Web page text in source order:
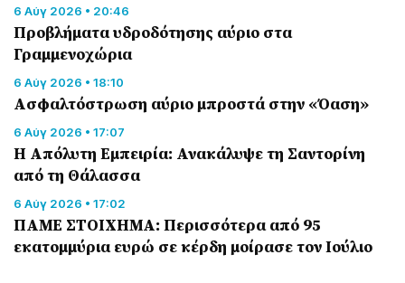
6 Αύγ 2026 • 20:46
Προβλήματα υδροδότησης αύριο στα
Γραμμενοχώρια
6 Αύγ 2026 • 18:10
Ασφαλτόστρωση αύριο μπροστά στην «Όαση»
6 Αύγ 2026 • 17:07
Η Απόλυτη Εμπειρία: Ανακάλυψε τη Σαντορίνη
από τη Θάλασσα
6 Αύγ 2026 • 17:02
ΠΑΜΕ ΣΤΟΙΧΗΜΑ: Περισσότερα από 95
εκατομμύρια ευρώ σε κέρδη μοίρασε τον Ιούλιο